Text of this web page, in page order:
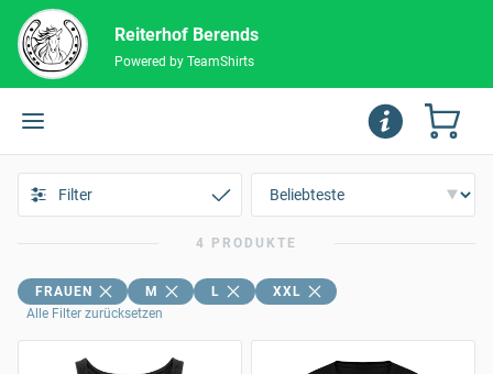
Reiterhof Berends
Powered by TeamShirts
Filter
4 PRODUKTE
FRAUEN M L
XXL
Alle Filter zurücksetzen